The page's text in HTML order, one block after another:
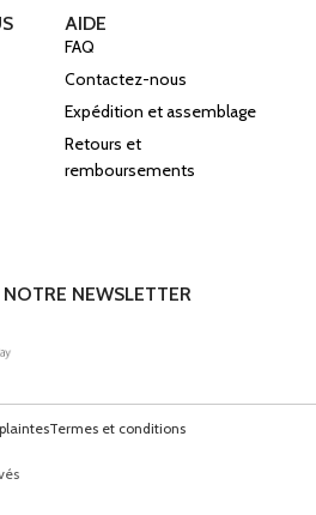
AIDE
FAQ
Contactez-nous
Expédition et assemblage
Retours et
remboursements
NEWSLETTER
Termes et conditions